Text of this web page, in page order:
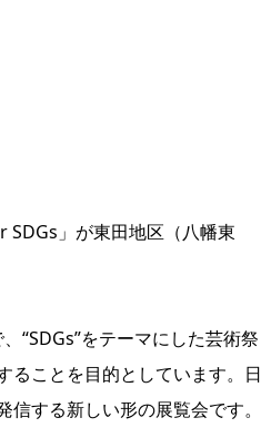
SDGs」が東田地区（八幡東
“SDGs”をテーマにした芸術祭
ることを目的としています。日
する新しい形の展覧会です。